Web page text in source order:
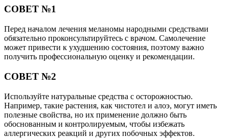
СОВЕТ №1
Перед началом лечения меланомы народными средствами
обязательно проконсультируйтесь с врачом. Самолечение
может привести к ухудшению состояния, поэтому важно
получить профессиональную оценку и рекомендации.
СОВЕТ №2
Используйте натуральные средства с осторожностью.
Например, такие растения, как чистотел и алоэ, могут иметь
полезные свойства, но их применение должно быть
обоснованным и контролируемым, чтобы избежать
аллергических реакций и других побочных эффектов.